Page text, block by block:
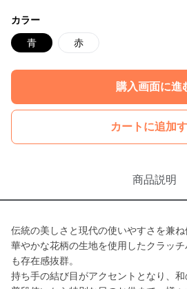
カラー
青 赤
購入画面に進
カートに追加
商品説明
伝統の美しさと現代の使いやすさを兼ね
華やかな花柄の生地を使用したクラッ
も存在感抜群。
持ち手の結び目がアクセントとなり、和